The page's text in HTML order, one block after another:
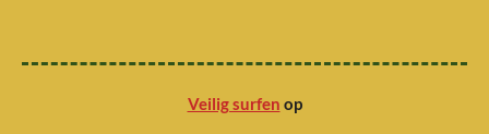
Veilig surfen op